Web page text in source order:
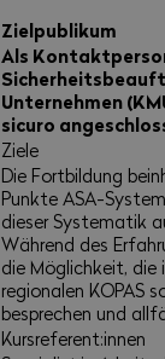
Zielpublikum
Als
Unternehmen
sicuro
Ziele
Die Fortbildung
Punkte ASA-
dieser Systematik
Während des
die Möglichkeit, die
regionalen KOPAS
besprechen und
Kursreferent:innen